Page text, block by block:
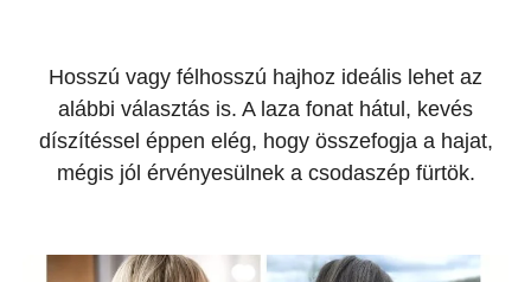
Hosszú vagy félhosszú hajhoz ideális lehet az
alábbi választás is. A laza fonat hátul, kevés
díszítéssel éppen elég, hogy összefogja a hajat,
mégis jól érvényesülnek a csodaszép fürtök.